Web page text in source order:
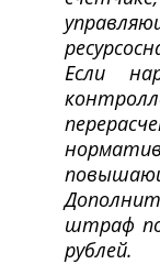
Если
штраф
рублей.